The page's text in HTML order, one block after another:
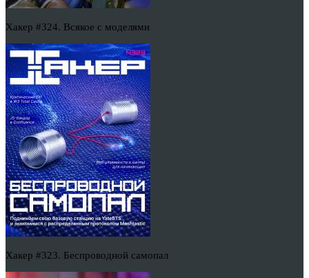
Хакер #324. Всякое с моделями
Хакер #323. Беспроводной самопал